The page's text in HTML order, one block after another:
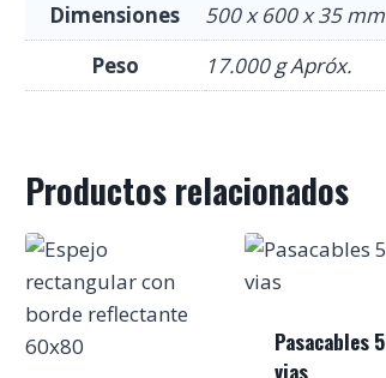
Dimensiones
500 x 600 x 35 mm
Peso
17.000 g Apróx.
Productos relacionados
Pasacables 5
vias